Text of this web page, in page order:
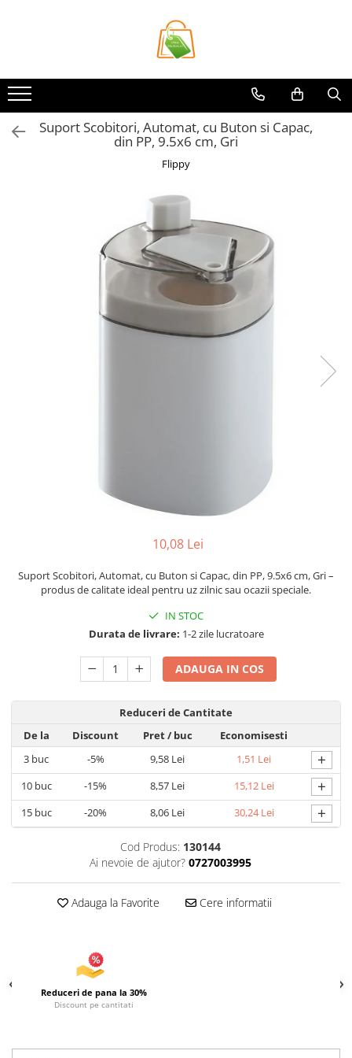
Casa si Bricolaj
Accesorii Birou si Consumabile
Articole pentru Animale
Dozatoare Condimente
Forme cuburi de gheata
Genti Termoizolante Mancare
Organizatoare si Depozitare
Organizatoare si Depozitare
Perne Voiaj, Paturi si Textile
Radiatoare si Seminee electrice
Tapet 3D Autoadeziv
Uscatoare si Standere Haine
Articole pentru Gradina si Bricolaj
Articole pentru Iluminat
Corpuri de iluminat
Lampi de veghe
Articole si, Echipamente pentru
Pelerine, Umbrele si Accesorii
Videoproiectoare
Accesorii Auto
Kit-uri Siguranţă Auto
Suporti auto
Accesorii biciclete
Articole de plaja
Suport Scobitori, Automat, cu Buton si Capac,
din PP, 9.5x6 cm, Gri
Flippy
10,08 Lei
Suport Scobitori, Automat, cu Buton si Capac, din PP, 9.5x6 cm, Gri –
produs de calitate ideal pentru uz zilnic sau ocazii speciale.
IN STOC
Durata de livrare: 1-2 zile lucratoare
ADAUGA IN COS
Reduceri de Cantitate
De la
Discount Pret/ buc
Economisesti
3 buc -5% 9,58 Lei 1,51 Lei +
10buc -15% 8,57 Lei 15,12 Lei +
15buc -20% 8,06 Lei 30,24 Lei +
Cod Produs: 130144
Ai nevoie de ajutor? 0727003995
Adauga la Favorite Cere informatii
Reduceri de pana la 30%
Discount pe cantitati